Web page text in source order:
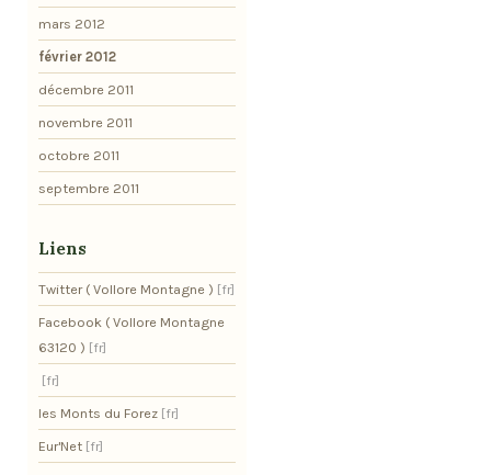
mars 2012
février 2012
décembre 2011
novembre 2011
octobre 2011
septembre 2011
Liens
Twitter ( Vollore Montagne )
Facebook ( Vollore Montagne
63120 )
les Monts du Forez
Eur'Net